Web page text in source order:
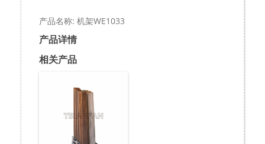
产品名称: 机架WE1033
产品详情
相关产品